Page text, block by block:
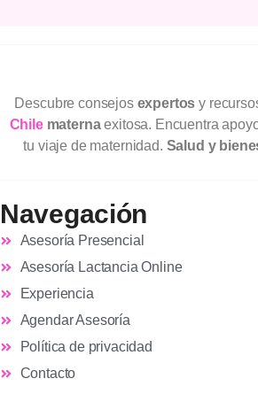
Descubre consejos expertos y
Chilematernaexitosa. Encuentra
tu viaje de maternidad. Salud y
Navegación
Asesoría Presencial
Asesoría Lactancia Online
Experiencia
Agendar Asesoría
Política de privacidad
Contacto